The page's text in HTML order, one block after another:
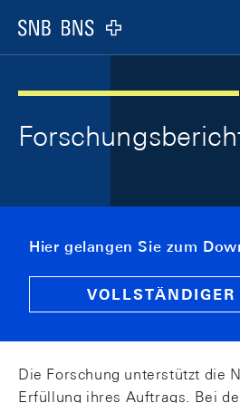
Logo
Hier gelangen Sie zum
VOLLSTÄNDIGER
Die Forschung unterstützt die
Erfüllung ihres Auftrags. Bei